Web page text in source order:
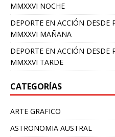
MMXXVI NOCHE
DEPORTE EN ACCIÓN DESDE
MMXXVI MAÑANA
DEPORTE EN ACCIÓN DESDE
MMXXVI TARDE
CATEGORÍAS
ARTE GRAFICO
ASTRONOMIA AUSTRAL